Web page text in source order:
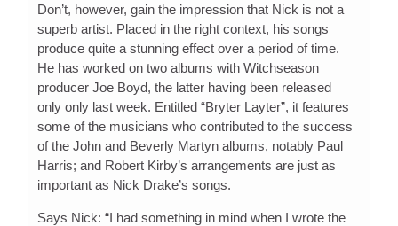
Don’t, however, gain the impression that Nick is not a
superb artist. Placed in the right context, his songs
produce quite a stunning effect over a period of time.
He has worked on two albums with Witchseason
producer Joe Boyd, the latter having been released
only only last week. Entitled “Bryter Layter”, it features
some of the musicians who contributed to the success
of the John and Beverly Martyn albums, notably Paul
Harris; and Robert Kirby’s arrangements are just as
important as Nick Drake’s songs.
Says Nick: “I had something in mind when I wrote the